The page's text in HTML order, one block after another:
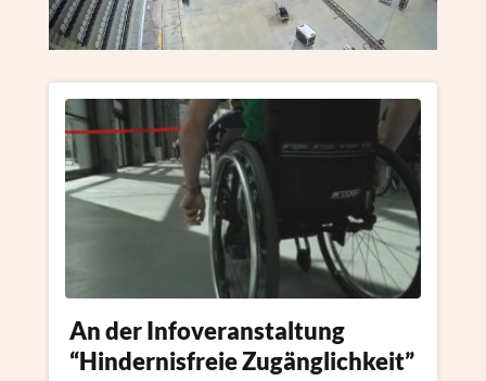
An der Infoveranstaltung
“Hindernisfreie Zugänglichkeit”